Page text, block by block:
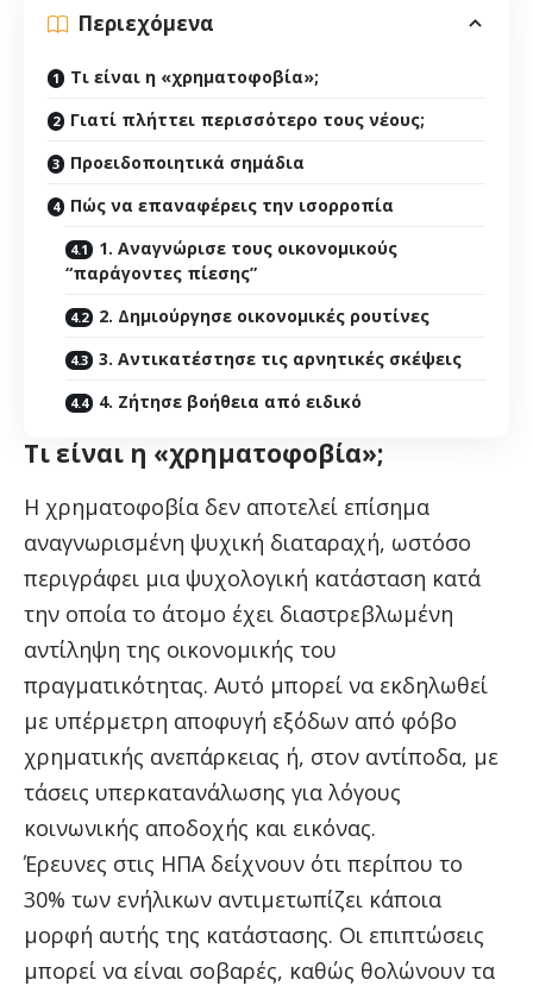
Περιεχόμενα
Τι είναι η «χρηματοφοβία»;
Γιατί πλήττει περισσότερο τους νέους;
Προειδοποιητικά σημάδια
Πώς να επαναφέρεις την ισορροπία
1. Αναγνώρισε τους οικονομικούς
“παράγοντες πίεσης”
2. Δημιούργησε οικονομικές ρουτίνες
3. Αντικατέστησε τις αρνητικές σκέψεις
4. Ζήτησε βοήθεια από ειδικό
Τι είναι η «χρηματοφοβία»;
Η χρηματοφοβία δεν αποτελεί επίσημα
αναγνωρισμένη ψυχική διαταραχή, ωστόσο
περιγράφει μια ψυχολογική κατάσταση κατά
την οποία το άτομο έχει διαστρεβλωμένη
αντίληψη της οικονομικής του
πραγματικότητας. Αυτό μπορεί να εκδηλωθεί
με υπέρμετρη αποφυγή εξόδων από φόβο
χρηματικής ανεπάρκειας ή, στον αντίποδα, με
τάσεις υπερκατανάλωσης για λόγους
κοινωνικής αποδοχής και εικόνας.
Έρευνες στις ΗΠΑ δείχνουν ότι περίπου το
30% των ενήλικων αντιμετωπίζει κάποια
μορφή αυτής της κατάστασης. Οι επιπτώσεις
μπορεί να είναι σοβαρές, καθώς θολώνουν τα